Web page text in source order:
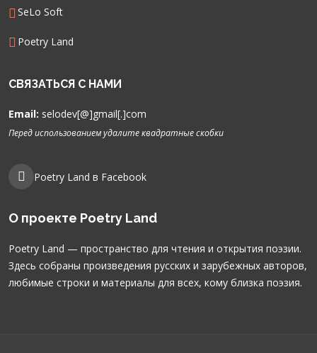
SeLo Soft
Poetry Land
СВЯЗАТЬСЯ С НАМИ
Email: selodev[@]gmail[.]com
Перед использованием удалите квадратные скобки
Poetry Land в Facebook
О проекте Poetry Land
Poetry Land — пространство для чтения и открытия поэзии.
Здесь собраны произведения русских и зарубежных авторов,
любимые строки и материалы для всех, кому близка поэзия.